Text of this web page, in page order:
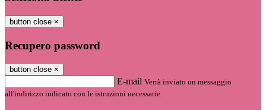
button close ×
Recupero password
button close ×
E-mail Verrà inviato un messaggio
all'indirizzo indicato con le istruzioni necessarie.